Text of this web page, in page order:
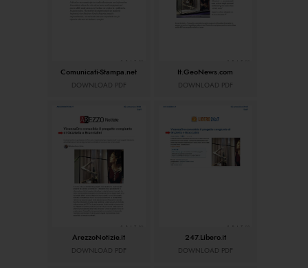
Comunicati-Stampa.net
DOWNLOAD PDF
It.GeoNews.com
DOWNLOAD PDF
ArezzoNotizie.it
DOWNLOAD PDF
247.Libero.it
DOWNLOAD PDF